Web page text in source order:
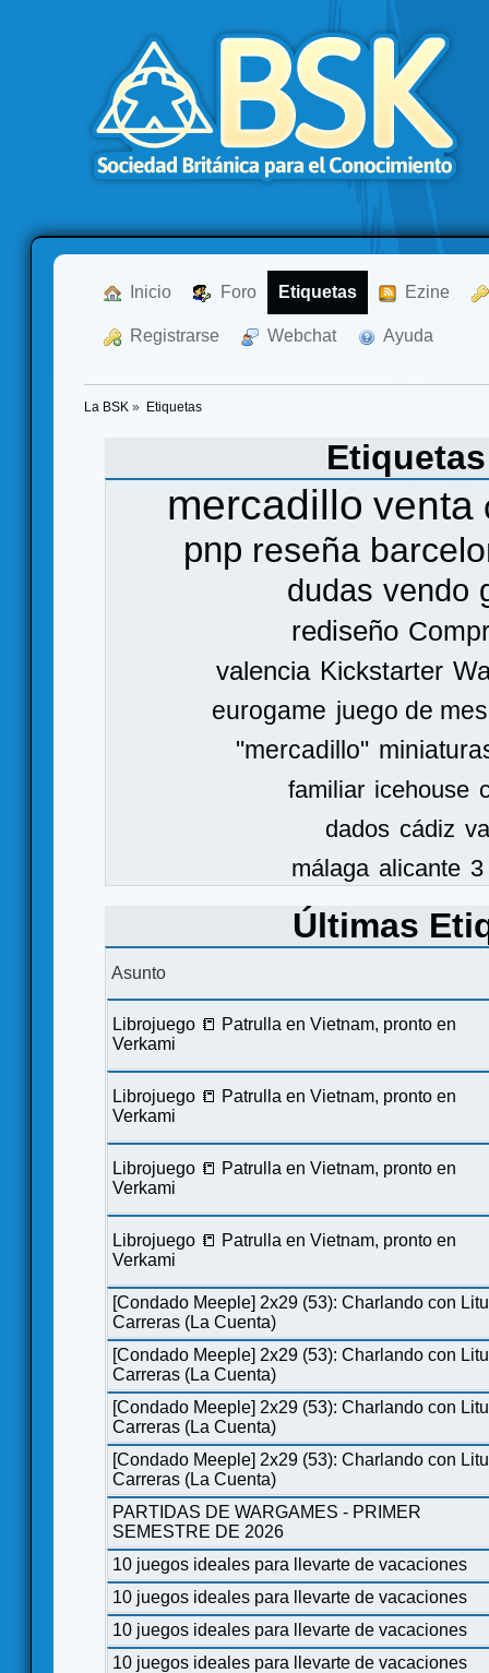
Inicio Foro Etiquetas Ezine
Registrarse Webchat Ayuda
La BSK » Etiquetas
mercadillo venta
pnp reseña
dudas vendo
rediseño
valencia Kickstarter
eurogame juego de
"mercadillo"
familiar icehouse
dados cádiz
málaga alicante
Últimas
Asunto
Librojuego 📒 Patrulla en Vietnam, pronto en
Verkami
Librojuego 📒 Patrulla en Vietnam, pronto en
Verkami
Librojuego 📒 Patrulla en Vietnam, pronto en
Verkami
Librojuego 📒 Patrulla en Vietnam, pronto en
Verkami
[Condado Meeple] 2x29 (53): Charlando con
Carreras (La Cuenta)
[Condado Meeple] 2x29 (53): Charlando con
Carreras (La Cuenta)
[Condado Meeple] 2x29 (53): Charlando con
Carreras (La Cuenta)
[Condado Meeple] 2x29 (53): Charlando con
Carreras (La Cuenta)
PARTIDAS DE WARGAMES - PRIMER
SEMESTRE DE 2026
10 juegos ideales para llevarte de vacaciones
10 juegos ideales para llevarte de vacaciones
10 juegos ideales para llevarte de vacaciones
10 juegos ideales para llevarte de vacaciones